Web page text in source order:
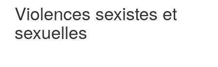
Violences sexistes et
sexuelles